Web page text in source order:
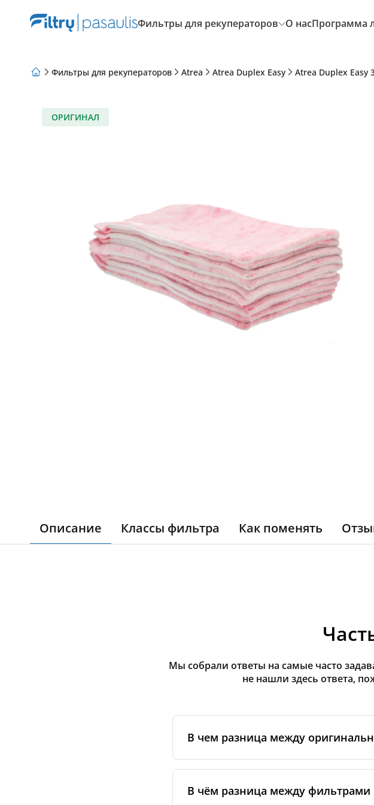
Фильтры для рекуператоров О насПрограмма
Фильтры для рекуператоров Atrea Atrea Duplex Easy Atrea Duplex Easy
ОРИГИНАЛ
Описание Классы фильтра Как поменять
Мы собрали ответы на самые часто
не нашли здесь ответа,
В чем разница между
сертифицированными
специальным стандартам бренда,
В чём разница между фильтрами